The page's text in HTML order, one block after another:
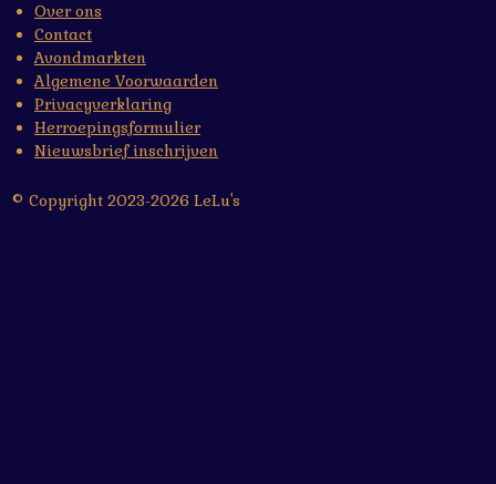
Over ons
Contact
Avondmarkten
Algemene Voorwaarden
Privacyverklaring
Herroepingsformulier
Nieuwsbrief inschrijven
© Copyright 2023-2026 LeLu's